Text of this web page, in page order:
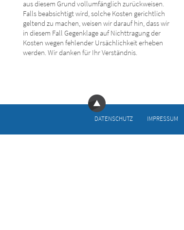
aus diesem Grund vollumfänglich zurückweisen.
Falls beabsichtigt wird, solche Kosten gerichtlich
geltend zu machen, weisen wir darauf hin, dass wir
in diesem Fall Gegenklage auf Nichttragung der
Kosten wegen fehlender Ursächlichkeit erheben
werden. Wir danken für Ihr Verständnis.
DATEN­SCHUTZ IMPRESSUM